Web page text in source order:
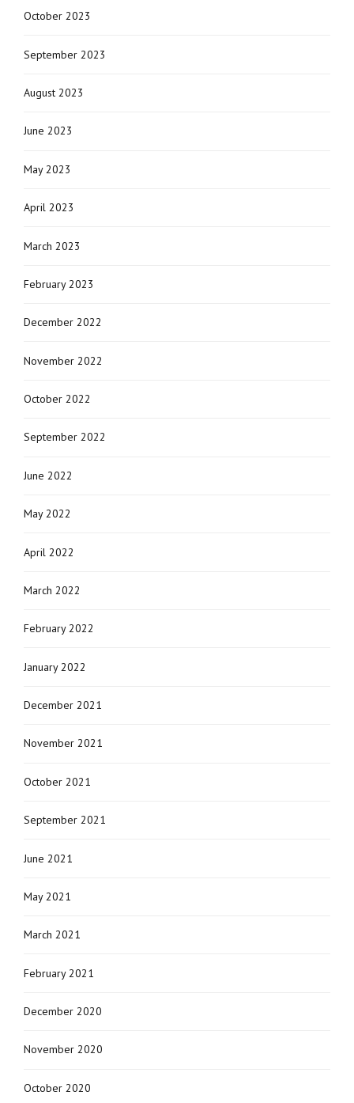
October 2023
September 2023
August 2023
June 2023
May 2023
April 2023
March 2023
February 2023
December 2022
November 2022
October 2022
September 2022
June 2022
May 2022
April 2022
March 2022
February 2022
January 2022
December 2021
November 2021
October 2021
September 2021
June 2021
May 2021
March 2021
February 2021
December 2020
November 2020
October 2020